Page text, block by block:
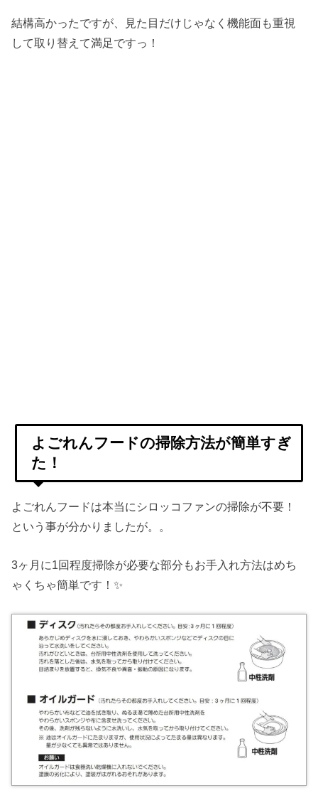
結構高かったですが、見た目だけじゃなく機能面も重視
して取り替えて満足ですっ！
よごれんフードの掃除方法が簡単すぎ
た！
よごれんフードは本当にシロッコファンの掃除が不要！
という事が分かりましたが。。
3ヶ月に1回程度掃除が必要な部分もお手入れ方法はめち
ゃくちゃ簡単です！✨